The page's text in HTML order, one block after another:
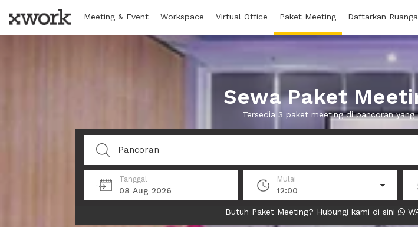
Meeting & Event Workspace Virtual Office Paket Meeting Daftarkan
Sewa Paket
Tersedia 3 paket meeting di pancoran
Tanggal
08 Aug 2026
Mulai
12:00
Butuh Paket Meeting? Hubungi kami di sini